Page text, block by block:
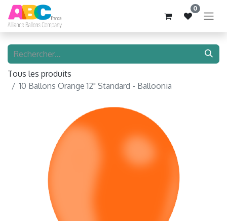
0
Tous les produits
10 Ballons Orange 12" Standard - Balloonia